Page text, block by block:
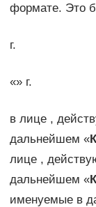
формате. Это
г.
«» г.
в лице ,
дальнейшем «
лице ,
дальнейшем «
именуемые в